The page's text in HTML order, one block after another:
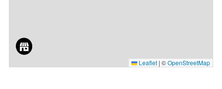
Leaflet | ©OpenStreetMap